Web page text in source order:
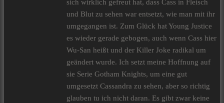
sich wirklich gefreut hat, dass Cass in Fleisch
und Blut zu sehen war entsetzt, wie man mit ihr
umgegangen ist. Zum Glück hat Young Justice
es wieder gerade gebogen, auch wenn Cass hier
Wu-San heißt und der Killer Joke radikal um
geändert wurde. Ich setzt meine Hoffnung auf
sie Serie Gotham Knights, um eine gut
umgesetzt Cassandra zu sehen, aber so richtig
glauben tu ich nicht daran. Es gibt zwar keine